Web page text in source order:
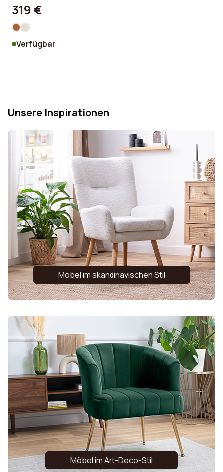
319 €
Verfügbar
Unsere Inspirationen
Möbel im skandinavischen Stil
Möbel im Art-Deco-Stil